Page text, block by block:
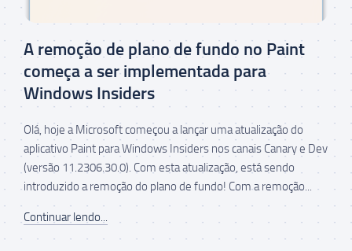
A remoção de plano de fundo no Paint
começa a ser implementada para
Windows Insiders
Olá, hoje a Microsoft começou a lançar uma atualização do
aplicativo Paint para Windows Insiders nos canais Canary e Dev
(versão 11.2306.30.0). Com esta atualização, está sendo
introduzido a remoção do plano de fundo! Com a remoção...
Continuar lendo...